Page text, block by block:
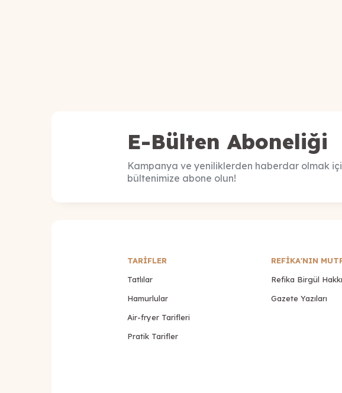
E-Bülten Aboneliği
Kampanya ve yeniliklerden haberdar olmak
bültenimize abone olun!
TARİFLER
Tatlılar
Hamurlular
Air-fryer Tarifleri
Pratik Tarifler
REFİKA'NIN
Refika Birgül
Gazete Yazıları